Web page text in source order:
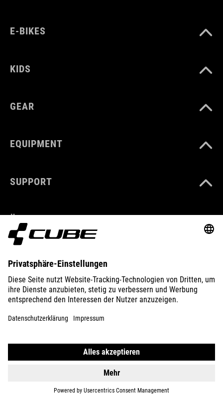
E-BIKES
KIDS
GEAR
EQUIPMENT
SUPPORT
ÜBER UNS